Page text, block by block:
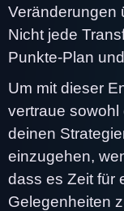
Veränderungen
Nicht jede
Punkte-Plan
Um mit dieser
vertraue
deinen
einzugehen,
dass es Zeit für
Gelegenheiten